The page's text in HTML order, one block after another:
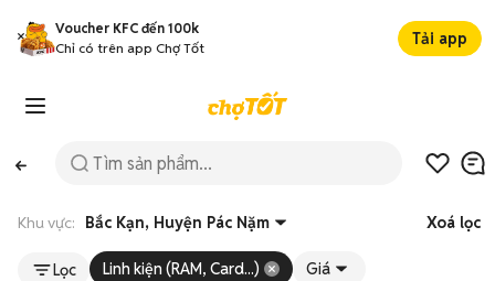
Voucher KFC đến 100k
Chỉ có trên app Chợ Tốt
Tải app
Khu vực: Bắc Kạn, Huyện Pác Nặm Xoá lọc
Lọc Linh kiện (RAM, Card...) Giá